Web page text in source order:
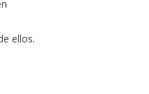
ellos.